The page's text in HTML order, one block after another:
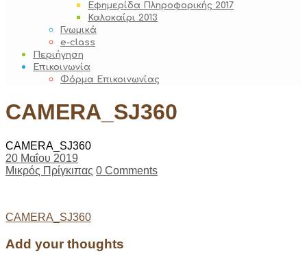
Εφημερίδα Πληροφορικής 2017
Καλοκαίρι 2013
Γνωμικά
e-class
Περιήγηση
Επικοινωνία
Φόρμα Επικοινωνίας
CAMERA_SJ360
CAMERA_SJ360
20 Μαΐου 2019
Μικρός Πρίγκιπας 0 Comments
Post
navigation
CAMERA_SJ360
Add your thoughts